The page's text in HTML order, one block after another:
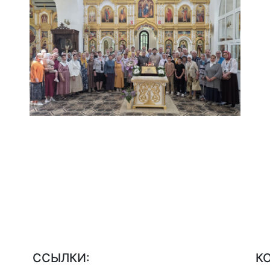
CСЫЛКИ: